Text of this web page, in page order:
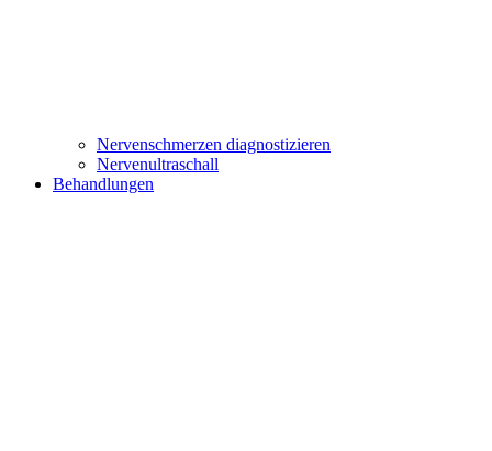
Nervenschmerzen diagnostizieren
Nervenultraschall
Behandlungen